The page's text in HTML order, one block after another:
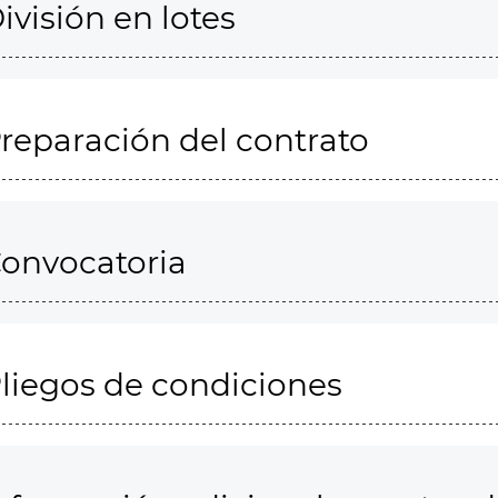
en lotes
del contrato
de condiciones